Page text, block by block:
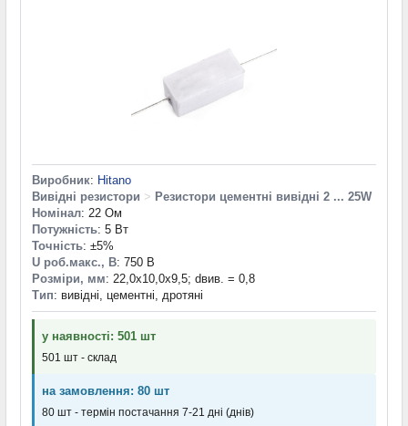
Виробник: Hitano
Вивідні резистори > Резистори цементні вивідні 2 ... 25W
Номінал: 22 Ом
Потужність: 5 Вт
Точність: ±5%
U роб.макс., В: 750 В
Розміри, мм: 22,0x10,0x9,5; dвив. = 0,8
Тип: вивідні, цементні, дротяні
у наявності: 501 шт
501 шт - склад
на замовлення: 80 шт
80 шт - термін постачання 7-21 дні (днів)